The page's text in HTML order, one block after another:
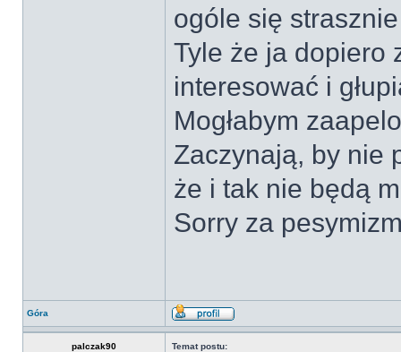
ogóle się
Tyle że ja dopiero
interesować i
Mogłabym
Zaczynają, by nie
że i tak nie będą
Sorry za
Góra
palczak90 Temat postu: